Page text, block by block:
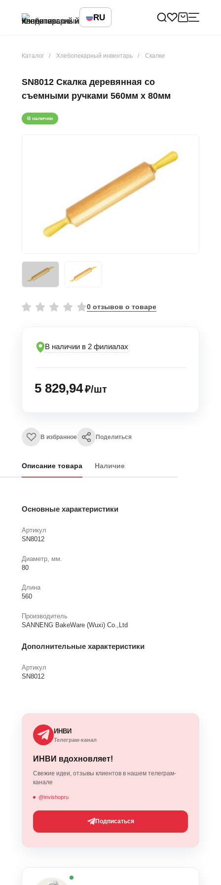
RU
Каталог Хлебопекарный инвентарь Скалки
SN8012 Скалка деревянная со
съемными ручками 560мм х 80мм
В наличии
0 отзывов о товаре
В наличии в 2 филиалах
5 829,94₽/шт
В избранное Поделиться
Описание товара Наличие
Основные характеристики
Артикул
SN8012
Диаметр, мм.
80
Длина
560
Производитель
SANNENG BakeWare (Wuxi) Co.,Ltd
Дополнительные характеристики
Артикул
SN8012
ИНВИ
Телеграм-канал
ИНВИ вдохновляет!
Свежие идеи, отзывы клиентов в нашем телеграм-
канале
@invishopru
Подписаться